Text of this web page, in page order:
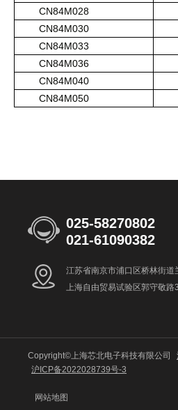
CN84M028
CN84M030
CN84M033
CN84M036
CN84M040
CN84M050
025-58270802
021-61090382
江苏省南京市浦口区桥林街道
上海自由贸易试验区郭守敬
Copyright©上海芯北电子科技有限公司
沪ICP备2022028739号-3
网站地图